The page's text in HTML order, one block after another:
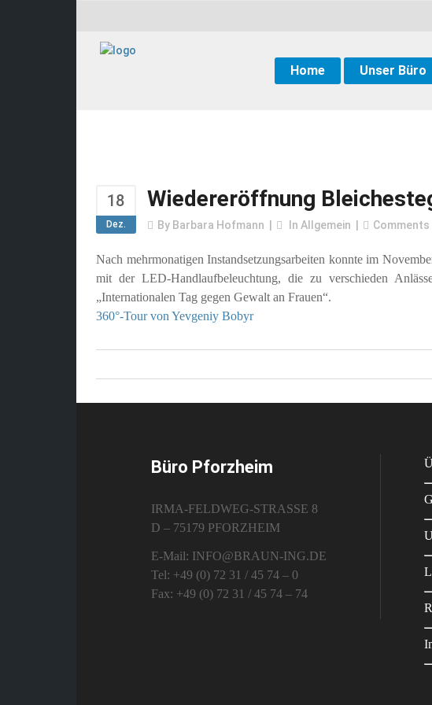
Home Unser Büro
18
Dez.
Wiedereröffnung
By Barbara Hofmann In Allgemein Comments
Nach mehrmonatigen Instandsetzungsarbeiten konnte im
mit der LED-Handlaufbeleuchtung, die zu verschieden
„Internationalen Tag gegen Gewalt an Frauen“.
360°-Tour von Yevgeniy Bobyr
Büro Pforzheim
IRMA-FELDWEG-STRASSE 8
D – 75179 PFORZHEIM
E-Mail: INFO@BRAUN-ING.DE
Tel: +49 (0) 72 31 / 45 74 – 0
Fax: +49 (0) 72 31 / 45 74 – 74